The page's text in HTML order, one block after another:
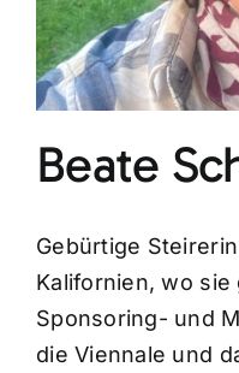
Beate
Gebürtige
Kalifornien, wo
Sponsoring- und
die Viennale und